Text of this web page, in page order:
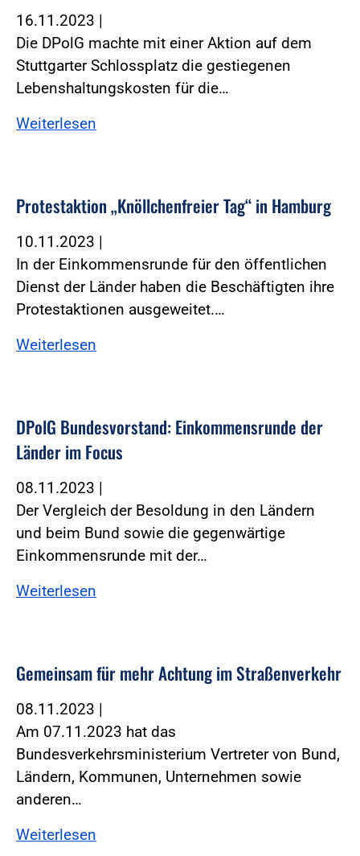
16.11.2023 |
Die DPolG machte mit einer Aktion auf dem
Stuttgarter Schlossplatz die gestiegenen
Lebenshaltungskosten für die…
Weiterlesen
Protestaktion „Knöllchenfreier Tag“ in Hamburg
10.11.2023 |
In der Einkommensrunde für den öffentlichen
Dienst der Länder haben die Beschäftigten ihre
Protestaktionen ausgeweitet.…
Weiterlesen
DPolG Bundesvorstand: Einkommensrunde der
Länder im Focus
08.11.2023 |
Der Vergleich der Besoldung in den Ländern
und beim Bund sowie die gegenwärtige
Einkommensrunde mit der…
Weiterlesen
Gemeinsam für mehr Achtung im Straßenverkehr
08.11.2023 |
Am 07.11.2023 hat das
Bundesverkehrsministerium Vertreter von Bund,
Ländern, Kommunen, Unternehmen sowie
anderen…
Weiterlesen